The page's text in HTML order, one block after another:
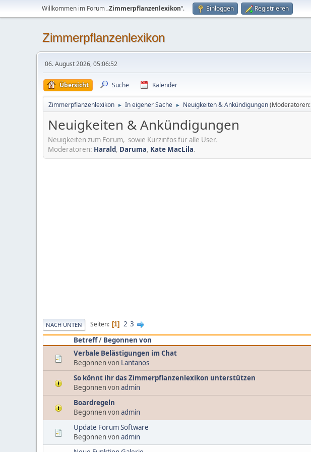
Willkommen im Forum „Zimmerpflanzenlexikon“. Einloggen Registrieren
Zimmerpflanzenlexikon
06. August 2026, 05:06:52
Übersicht Suche Kalender
Zimmerpflanzenlexikon ► In eigener Sache ► Neuigkeiten & Ankündigungen(Moderatoren:
Neuigkeiten & Ankündigungen
Neuigkeiten zum Forum, sowie Kurzinfos für alle User.
Moderatoren: Harald, Daruma, Kate MacLila.
NACH UNTEN Seiten 1 2 3
Betreff/ Begonnen von
Verbale Belästigungen im Chat
Begonnen von Lantanos
So könnt ihr das Zimmerpflanzenlexikon unterstützen
Begonnen vonadmin
Boardregeln
Begonnen vonadmin
Update Forum Software
Begonnen vonadmin